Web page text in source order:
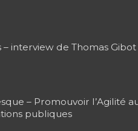
– interview de Thomas Gibot
– Promouvoir l’Agilité
publiques